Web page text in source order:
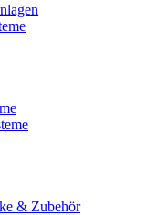
& Zubehör